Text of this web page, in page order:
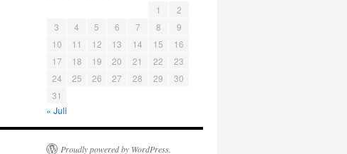
« Juli
1
2
3
4 5 6 7 8
9
10
11 12 13 14 15
16
17
18 19 20 21 22
23
24
25 26 27 28 29
30
31
Proudly powered by WordPress.